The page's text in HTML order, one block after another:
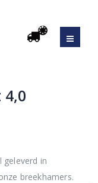
geleverd in
breekhamers.